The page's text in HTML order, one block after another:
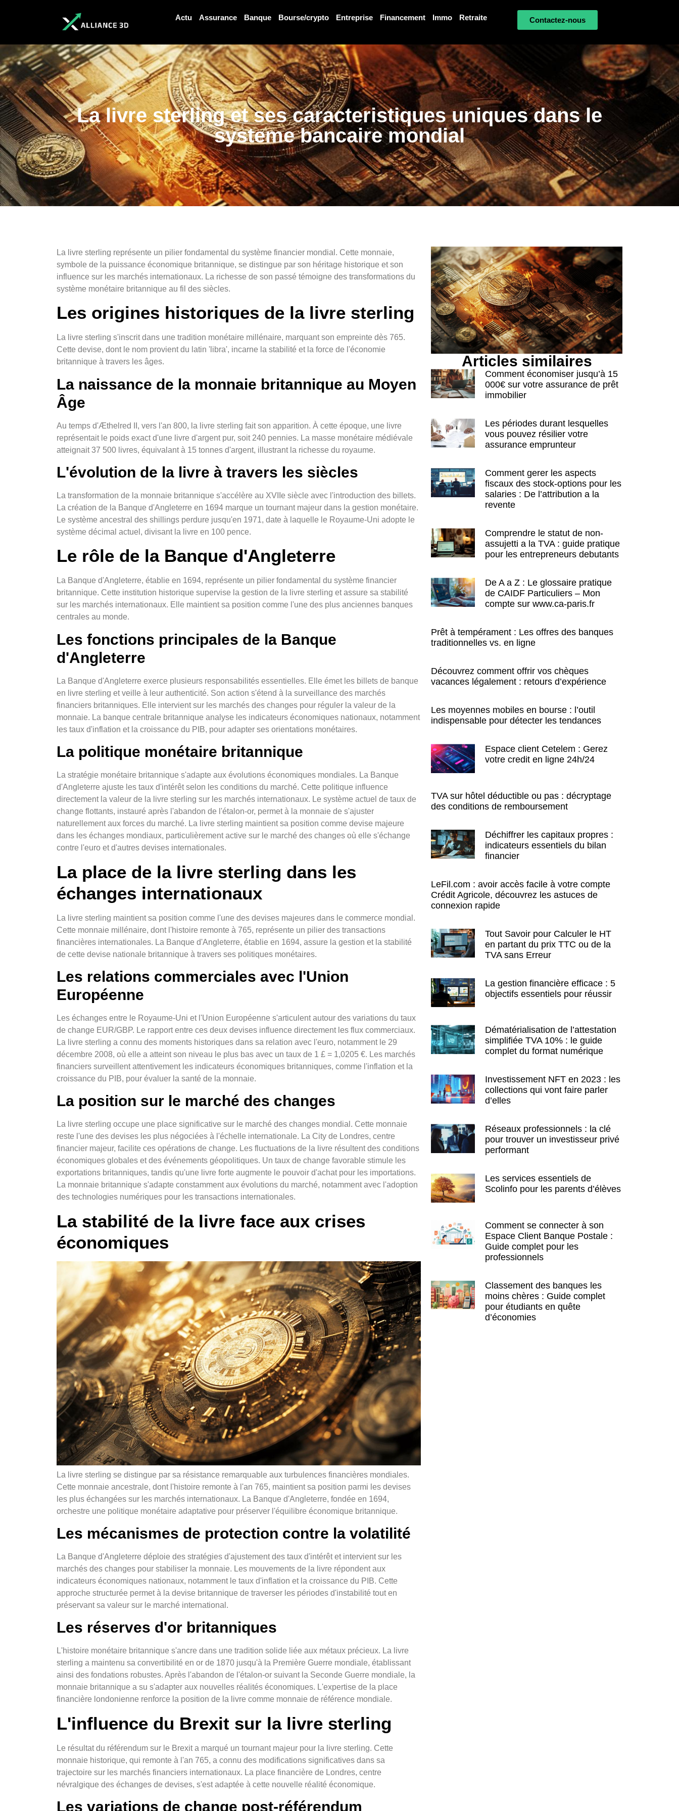
Actu Assurance Banque Bourse/crypto Entreprise Financement Immo Retraite Contactez-nous
La livre sterling et ses caracteristiques uniques dans le
systeme bancaire mondial
La livre sterling représente un pilier fondamental du système financier mondial. Cette monnaie,
symbole de la puissance économique britannique, se distingue par son héritage historique et son
influence sur les marchés internationaux. La richesse de son passé témoigne des transformations du
système monétaire britannique au fil des siècles.
Les origines historiques de la livre sterling
La livre sterling s'inscrit dans une tradition monétaire millénaire, marquant son empreinte dès 765.
Cette devise, dont le nom provient du latin 'libra', incarne la stabilité et la force de l'économie
britannique à travers les âges.
La naissance de la monnaie britannique au Moyen
Âge
Au temps d'Æthelred II, vers l'an 800, la livre sterling fait son apparition. À cette époque, une livre
représentait le poids exact d'une livre d'argent pur, soit 240 pennies. La masse monétaire médiévale
atteignait 37 500 livres, équivalant à 15 tonnes d'argent, illustrant la richesse du royaume.
L'évolution de la livre à travers les siècles
La transformation de la monnaie britannique s'accélère au XVIIe siècle avec l'introduction des billets.
La création de la Banque d'Angleterre en 1694 marque un tournant majeur dans la gestion monétaire.
Le système ancestral des shillings perdure jusqu'en 1971, date à laquelle le Royaume-Uni adopte le
système décimal actuel, divisant la livre en 100 pence.
Le rôle de la Banque d'Angleterre
La Banque d'Angleterre, établie en 1694, représente un pilier fondamental du système financier
britannique. Cette institution historique supervise la gestion de la livre sterling et assure sa stabilité
sur les marchés internationaux. Elle maintient sa position comme l'une des plus anciennes banques
centrales au monde.
Les fonctions principales de la Banque
d'Angleterre
La Banque d'Angleterre exerce plusieurs responsabilités essentielles. Elle émet les billets de banque
en livre sterling et veille à leur authenticité. Son action s'étend à la surveillance des marchés
financiers britanniques. Elle intervient sur les marchés des changes pour réguler la valeur de la
monnaie. La banque centrale britannique analyse les indicateurs économiques nationaux, notamment
les taux d'inflation et la croissance du PIB, pour adapter ses orientations monétaires.
La politique monétaire britannique
La stratégie monétaire britannique s'adapte aux évolutions économiques mondiales. La Banque
d'Angleterre ajuste les taux d'intérêt selon les conditions du marché. Cette politique influence
directement la valeur de la livre sterling sur les marchés internationaux. Le système actuel de taux de
change flottants, instauré après l'abandon de l'étalon-or, permet à la monnaie de s'ajuster
naturellement aux forces du marché. La livre sterling maintient sa position comme devise majeure
dans les échanges mondiaux, particulièrement active sur le marché des changes où elle s'échange
contre l'euro et d'autres devises internationales.
La place de la livre sterling dans les
échanges internationaux
La livre sterling maintient sa position comme l'une des devises majeures dans le commerce mondial.
Cette monnaie millénaire, dont l'histoire remonte à 765, représente un pilier des transactions
financières internationales. La Banque d'Angleterre, établie en 1694, assure la gestion et la stabilité
de cette devise nationale britannique à travers ses politiques monétaires.
Les relations commerciales avec l'Union
Européenne
Les échanges entre le Royaume-Uni et l'Union Européenne s'articulent autour des variations du taux
de change EUR/GBP. Le rapport entre ces deux devises influence directement les flux commerciaux.
La livre sterling a connu des moments historiques dans sa relation avec l'euro, notamment le 29
décembre 2008, où elle a atteint son niveau le plus bas avec un taux de 1 £ = 1,0205 €. Les marchés
financiers surveillent attentivement les indicateurs économiques britanniques, comme l'inflation et la
croissance du PIB, pour évaluer la santé de la monnaie.
La position sur le marché des changes
La livre sterling occupe une place significative sur le marché des changes mondial. Cette monnaie
reste l'une des devises les plus négociées à l'échelle internationale. La City de Londres, centre
financier majeur, facilite ces opérations de change. Les fluctuations de la livre résultent des conditions
économiques globales et des événements géopolitiques. Un taux de change favorable stimule les
exportations britanniques, tandis qu'une livre forte augmente le pouvoir d'achat pour les importations.
La monnaie britannique s'adapte constamment aux évolutions du marché, notamment avec l'adoption
des technologies numériques pour les transactions internationales.
La stabilité de la livre face aux crises
économiques
La livre sterling se distingue par sa résistance remarquable aux turbulences financières mondiales.
Cette monnaie ancestrale, dont l'histoire remonte à l'an 765, maintient sa position parmi les devises
les plus échangées sur les marchés internationaux. La Banque d'Angleterre, fondée en 1694,
orchestre une politique monétaire adaptative pour préserver l'équilibre économique britannique.
Les mécanismes de protection contre la volatilité
La Banque d'Angleterre déploie des stratégies d'ajustement des taux d'intérêt et intervient sur les
marchés des changes pour stabiliser la monnaie. Les mouvements de la livre répondent aux
indicateurs économiques nationaux, notamment le taux d'inflation et la croissance du PIB. Cette
approche structurée permet à la devise britannique de traverser les périodes d'instabilité tout en
préservant sa valeur sur le marché international.
Les réserves d'or britanniques
L'histoire monétaire britannique s'ancre dans une tradition solide liée aux métaux précieux. La livre
sterling a maintenu sa convertibilité en or de 1870 jusqu'à la Première Guerre mondiale, établissant
ainsi des fondations robustes. Après l'abandon de l'étalon-or suivant la Seconde Guerre mondiale, la
monnaie britannique a su s'adapter aux nouvelles réalités économiques. L'expertise de la place
financière londonienne renforce la position de la livre comme monnaie de référence mondiale.
L'influence du Brexit sur la livre sterling
Le résultat du référendum sur le Brexit a marqué un tournant majeur pour la livre sterling. Cette
monnaie historique, qui remonte à l'an 765, a connu des modifications significatives dans sa
trajectoire sur les marchés financiers internationaux. La place financière de Londres, centre
névralgique des échanges de devises, s'est adaptée à cette nouvelle réalité économique.
Les variations de change post-référendum
Articles similaires
Comment économiser jusqu’à 15
000€ sur votre assurance de prêt
immobilier
Les périodes durant lesquelles
vous pouvez résilier votre
assurance emprunteur
Comment gerer les aspects
fiscaux des stock-options pour les
salaries : De l’attribution a la
revente
Comprendre le statut de non-
assujetti a la TVA : guide pratique
pour les entrepreneurs debutants
De A a Z : Le glossaire pratique
de CAIDF Particuliers – Mon
compte sur www.ca-paris.fr
Prêt à tempérament : Les offres des banques
traditionnelles vs. en ligne
Découvrez comment offrir vos chèques
vacances légalement : retours d’expérience
Les moyennes mobiles en bourse : l’outil
indispensable pour détecter les tendances
Espace client Cetelem : Gerez
votre credit en ligne 24h/24
TVA sur hôtel déductible ou pas : décryptage
des conditions de remboursement
Déchiffrer les capitaux propres :
indicateurs essentiels du bilan
financier
LeFil.com : avoir accès facile à votre compte
Crédit Agricole, découvrez les astuces de
connexion rapide
Tout Savoir pour Calculer le HT
en partant du prix TTC ou de la
TVA sans Erreur
La gestion financière efficace : 5
objectifs essentiels pour réussir
Dématérialisation de l’attestation
simplifiée TVA 10% : le guide
complet du format numérique
Investissement NFT en 2023 : les
collections qui vont faire parler
d’elles
Réseaux professionnels : la clé
pour trouver un investisseur privé
performant
Les services essentiels de
Scolinfo pour les parents d’élèves
Comment se connecter à son
Espace Client Banque Postale :
Guide complet pour les
professionnels
Classement des banques les
moins chères : Guide complet
pour étudiants en quête
d’économies